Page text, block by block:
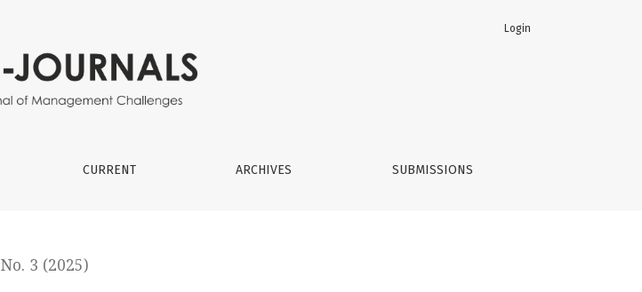
CURRENT ARCHIVES SUBMISSIONS
Login
No. 3 (2025)